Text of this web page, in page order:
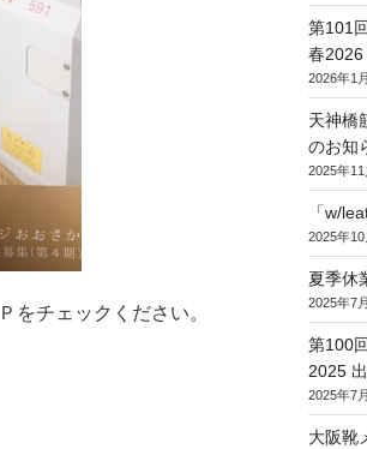
をチェックください。
第101
春2026
2026年1
天神橋
のお知
2025年11
「w/
2025年10
夏季休
2025年7
第100
2025
2025年7
大阪靴